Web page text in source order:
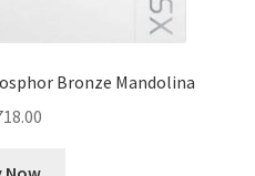
Bronze Mandolina